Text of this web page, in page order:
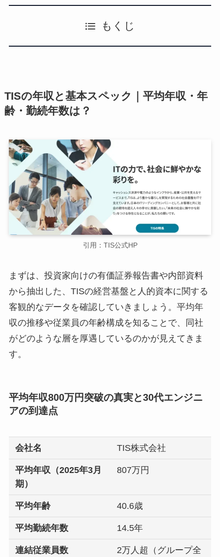
もくじ
TISの年収と基本スペック｜平均年収・年
齢・勤続年数は？
引用：TIS公式HP
まずは、投資家向けの有価証券報告書や内部資料
から抽出した、TISの経営基盤と人的資本に関する
客観的なデータを確認していきましょう。平均年
収の推移や従業員の年齢構成を知ることで、同社
がどのような層を厚遇しているのかが見えてきま
す。
平均年収800万円突破の真実と30代エンジニ
アの到達点
会社名 TIS株式会社
平均年収（2025年3月
期）
807万円
平均年齢 40.6歳
平均勤続年数 14.5年
連結従業員数 2万人超（グループ全